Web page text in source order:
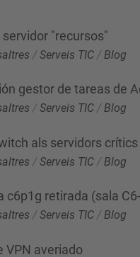
servidor "recursos"
/Serveis TIC / Blog
gestor de tareas de
/Serveis TIC /Blog
als servidors crítics
/Serveis TIC / Blog
c6p1g retirada (sala
/Serveis TIC /Blog
VPN averiado